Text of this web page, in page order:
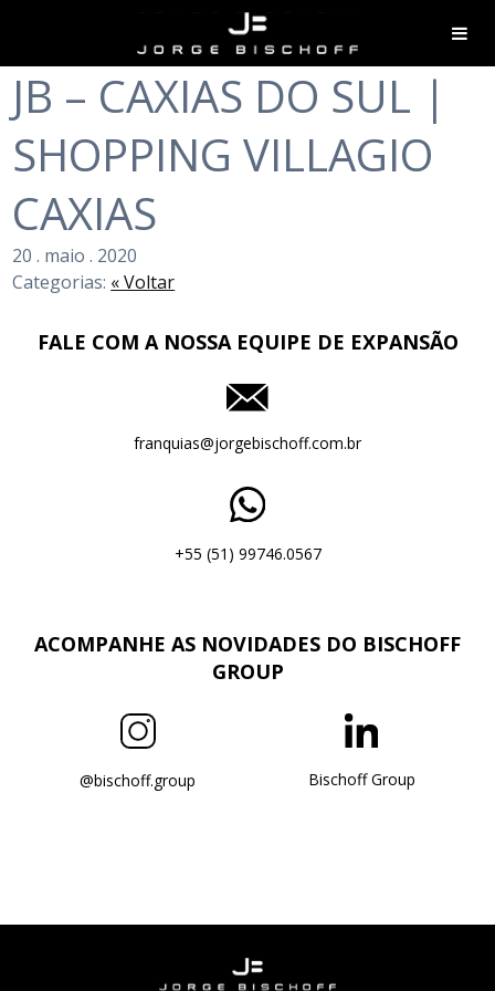
JB – CAXIAS DO SUL |
SHOPPING VILLAGIO
CAXIAS
20 . maio . 2020
Categorias: « Voltar
FALE COM A NOSSA EQUIPE DE EXPANSÃO
franquias@jorgebischoff.com.br
+55 (51) 99746.0567
ACOMPANHE AS NOVIDADES DO BISCHOFF
GROUP
@bischoff.group Bischoff Group